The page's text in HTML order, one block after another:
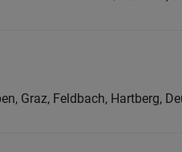
Graz, Feldbach, Hartberg,